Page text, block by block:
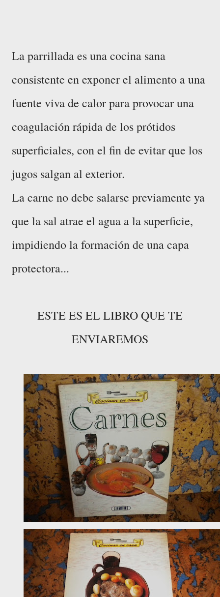
La parrillada es una cocina sana
consistente en exponer el alimento a una
fuente viva de calor para provocar una
coagulación rápida de los prótidos
superficiales, con el fin de evitar que los
jugos salgan al exterior.
La carne no debe salarse previamente ya
que la sal atrae el agua a la superficie,
impidiendo la formación de una capa
protectora...
ESTE ES EL LIBRO QUE TE
ENVIAREMOS